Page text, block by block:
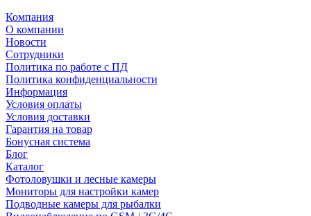
Компания
О компании
Новости
Сотрудники
Политика по работе с ПД
Политика конфиденциальности
Информация
Условия оплаты
Условия доставки
Гарантия на товар
Бонусная система
Блог
Каталог
Фотоловушки и лесные камеры
Мониторы для настройки камер
Подводные камеры для рыбалки